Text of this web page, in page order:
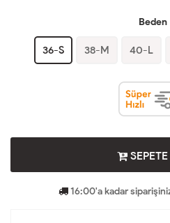
Beden
36-S 38-M 40-L
SEPETE
16:00'a kadar